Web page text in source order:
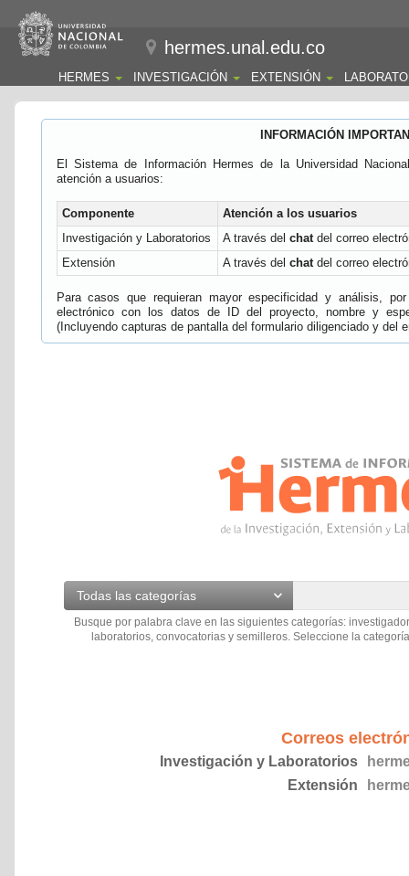
hermes.unal.edu.co
HERMES INVESTIGACIÓN EXTENSIÓN
INFORMACIÓN
El Sistema de Información Hermes de la Universidad
atención a usuarios:
Componente
Atención a los usuarios
Investigación y Laboratorios
A través del chatdel correo
Extensión
A través del chatdel correo
Para casos que requieran mayor especificidad y análisis,
electrónico con los datos de ID del proyecto, nombre y
(Incluyendo capturas de pantalla del formulario diligenciado y del
Todas las categorías
Busque por palabra clave en las siguientes categorías:
laboratorios, convocatorias y semilleros. Seleccione la
Correos
Investigación y Laboratorios
Extensión